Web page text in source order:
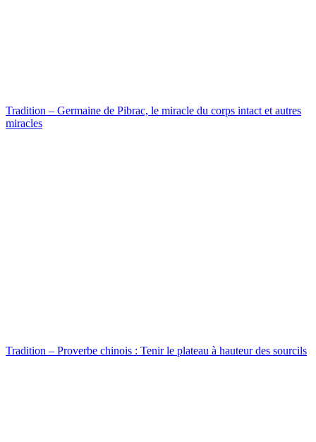
Tradition – Germaine de Pibrac, le miracle du corps intact et autres
miracles
Tradition – Proverbe chinois : Tenir le plateau à hauteur des sourcils